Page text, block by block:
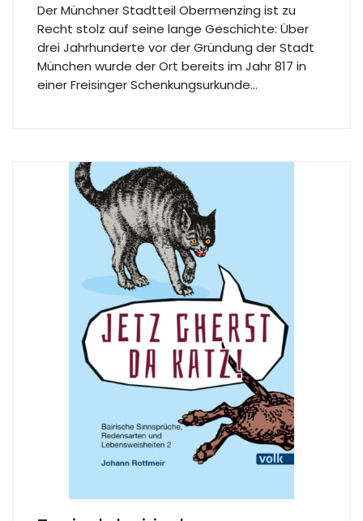
Der Münchner Stadtteil Obermenzing ist zu
Recht stolz auf seine lange Geschichte: Über
drei Jahrhunderte vor der Gründung der Stadt
München wurde der Ort bereits im Jahr 817 in
einer Freisinger Schenkungsurkunde…